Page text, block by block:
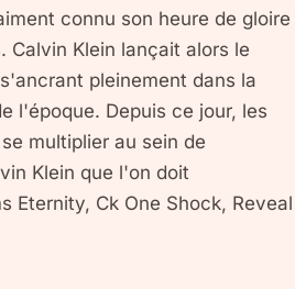
connu son heure de gloire
Calvin Klein lançait alors le
pleinement dans la
l'époque. Depuis ce jour, les
multiplier au sein de
Klein que l'on doit
Eternity, Ck One Shock, Reveal